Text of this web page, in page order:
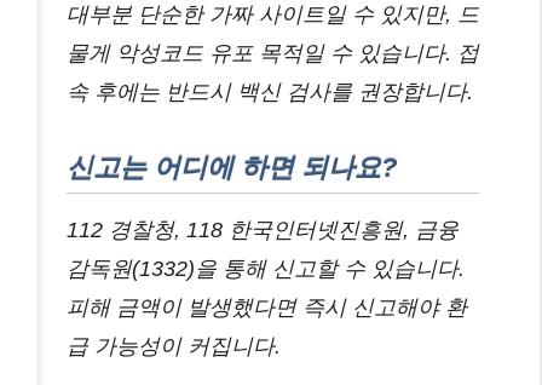
대부분 단순한 가짜 사이트일 수 있지만, 드
물게 악성코드 유포 목적일 수 있습니다. 접
속 후에는 반드시 백신 검사를 권장합니다.
신고는 어디에 하면 되나요?
112 경찰청, 118 한국인터넷진흥원, 금융
감독원(1332)을 통해 신고할 수 있습니다.
피해 금액이 발생했다면 즉시 신고해야 환
급 가능성이 커집니다.